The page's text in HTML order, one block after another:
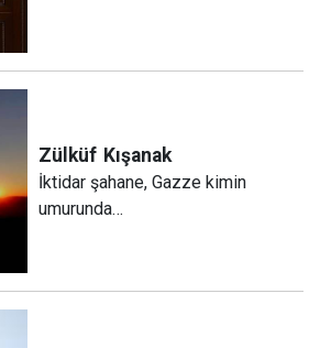
Zülküf Kışanak
İktidar şahane, Gazze kimin
umurunda…